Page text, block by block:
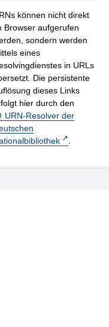
können nicht direkt
Browser aufgerufen
sondern werden
eines
in URLs
Die persistente
dieses Links
hier durch den
URN-Resolver der
.